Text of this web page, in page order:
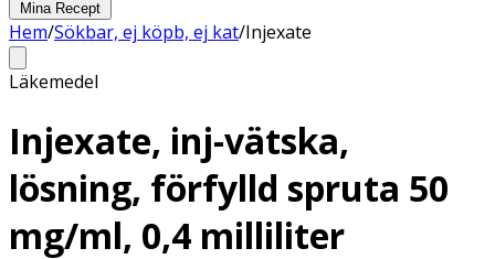
Mina Recept
Hem/Sökbar, ej köpb, ej kat/Injexate
Läkemedel
Injexate, inj-vätska,
lösning, förfylld spruta 50
mg/ml, 0,4 milliliter